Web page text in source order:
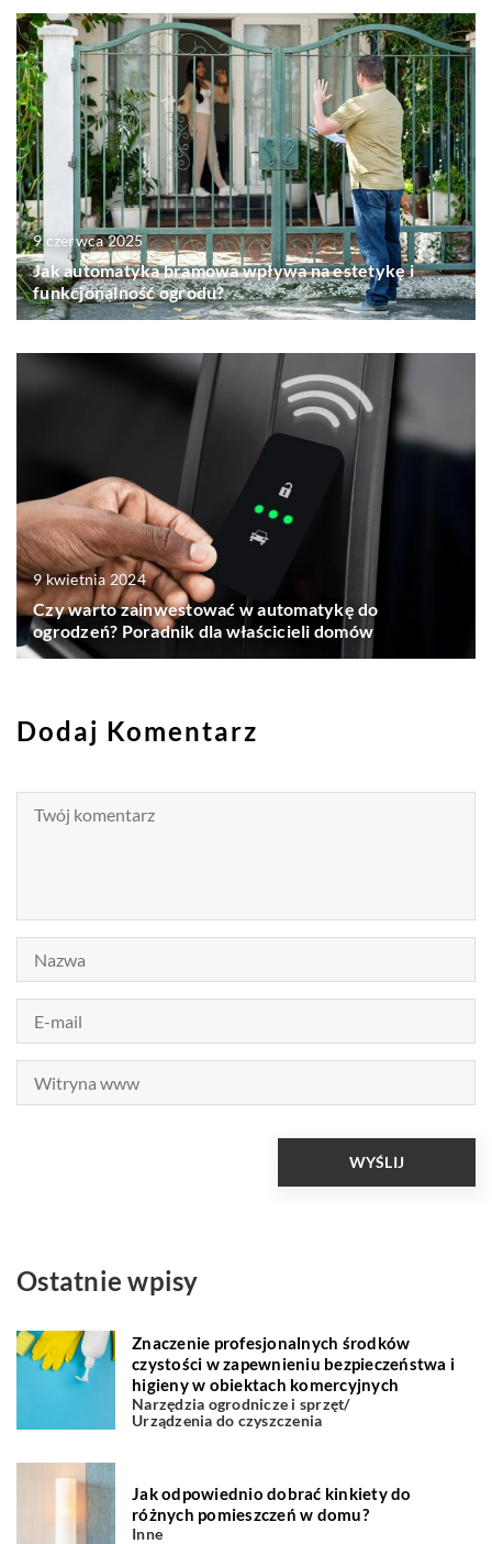
9 czerwca 2025
Jak automatyka bramowa wpływa na estetykę i
funkcjonalność ogrodu?
9 kwietnia 2024
Czy warto zainwestować w automatykę do
ogrodzeń? Poradnik dla właścicieli domów
Dodaj Komentarz
Ostatnie wpisy
Znaczenie profesjonalnych środków
czystości w zapewnieniu bezpieczeństwa i
higieny w obiektach komercyjnych
Narzędzia ogrodnicze i sprzęt/
Urządzenia do czyszczenia
Jak odpowiednio dobrać kinkiety do
różnych pomieszczeń w domu?
Inne